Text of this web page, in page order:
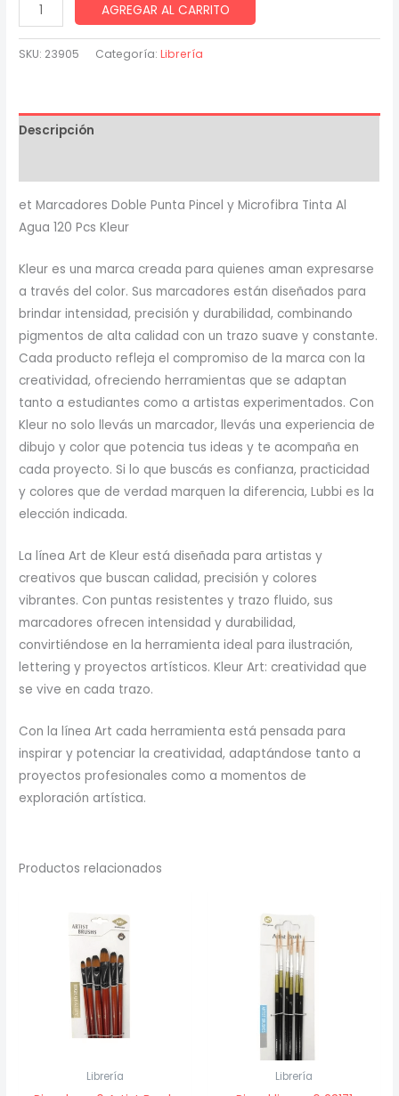
Marcadores
Doble
Punta
Pincel
Agua
Kleur
Negro
cantidad
AGREGAR AL CARRITO
SKU: 23905 Categoría:Librería
Descripción
et Marcadores Doble Punta Pincel y Microfibra Tinta Al
Agua 120 Pcs Kleur
Kleur es una marca creada para quienes aman expresarse
a través del color. Sus marcadores están diseñados para
brindar intensidad, precisión y durabilidad, combinando
pigmentos de alta calidad con un trazo suave y constante.
Cada producto refleja el compromiso de la marca con la
creatividad, ofreciendo herramientas que se adaptan
tanto a estudiantes como a artistas experimentados. Con
Kleur no solo llevás un marcador, llevás una experiencia de
dibujo y color que potencia tus ideas y te acompaña en
cada proyecto. Si lo que buscás es confianza, practicidad
y colores que de verdad marquen la diferencia, Lubbi es la
elección indicada.
La línea Art de Kleur está diseñada para artistas y
creativos que buscan calidad, precisión y colores
vibrantes. Con puntas resistentes y trazo fluido, sus
marcadores ofrecen intensidad y durabilidad,
convirtiéndose en la herramienta ideal para ilustración,
lettering y proyectos artísticos. Kleur Art: creatividad que
se vive en cada trazo.
Con la línea Art cada herramienta está pensada para
inspirar y potenciar la creatividad, adaptándose tanto a
proyectos profesionales como a momentos de
exploración artística.
Productos relacionados
Librería Librería